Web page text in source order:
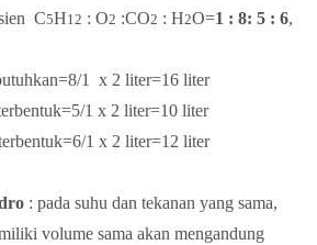
C5H12 : O2 :CO2 : H2O=1 : 8: 5 : 6,
1 x 2 liter=16 liter
5/1 x 2 liter=10 liter
6/1 x 2 liter=12 liter
: pada suhu dan tekanan yang sama,
volume sama akan mengandung